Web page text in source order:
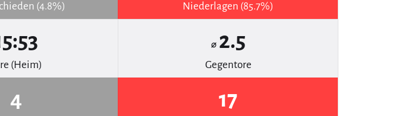
(4.8%) Niederlagen (85.7%)
(Heim)
⌀ 2.5
Gegentore
4 17